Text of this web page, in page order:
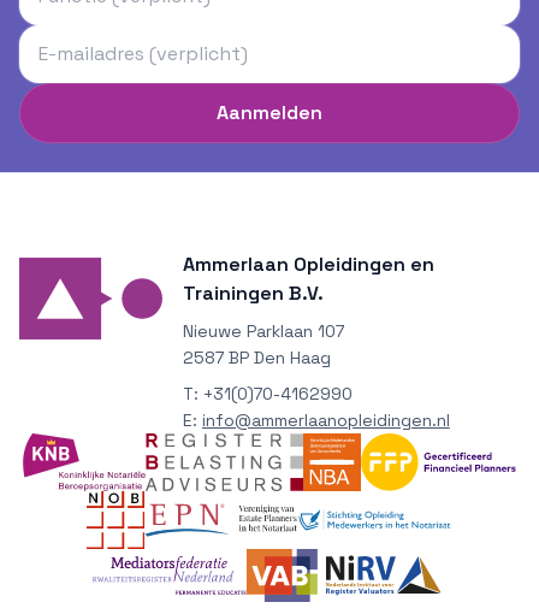
Aanmelden
Ammerlaan Opleidingen en
Trainingen B.V.
Nieuwe Parklaan 107
2587 BP Den Haag
T: +31(0)70-4162990
E: info@ammerlaanopleidingen.nl